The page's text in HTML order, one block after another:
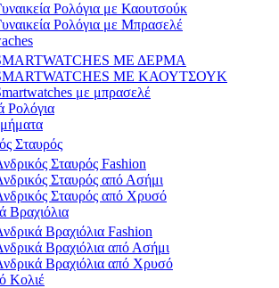
Ρολόγια με Καουτσούκ
Ρολόγια με Μπρασελέ
ΜΕ ΔΕΡΜΑ
ΜΕ ΚΑΟΥΤΣΟΥΚ
με μπρασελέ
Ρολόγια
Σταυρός
Σταυρός Fashion
Σταυρός από Ασήμι
Σταυρός από Χρυσό
Βραχιόλια
Βραχιόλια Fashion
Βραχιόλια από Ασήμι
Βραχιόλια από Χρυσό
Κολιέ